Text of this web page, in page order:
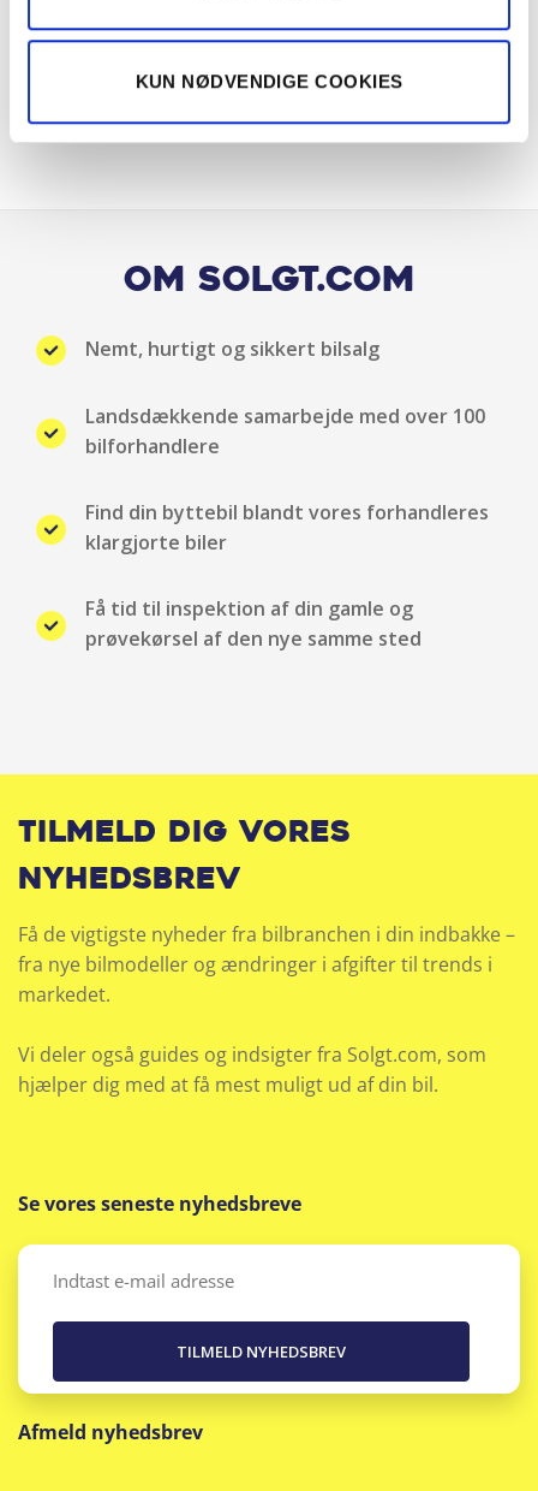
KUN NØDVENDIGE COOKIES
Justerbar lændestøtte
Justerbart rat
LED baglygter
LED kørelys
Matrix LED forlygter
Navigation
Parkeringssensor bag
Radio
Ratgearskifte
Sædevarme for
Skiltegenkendelse
Sportssæder
Om Solgt.com
Nemt, hurtigt og sikkert bilsalg
Landsdækkende samarbejde med over 100
bilforhandlere
Find din byttebil blandt vores forhandleres
klargjorte biler
Få tid til inspektion af din gamle og
prøvekørsel af den nye samme sted
Tilmeld dig vores
nyhedsbrev
Få de vigtigste nyheder fra bilbranchen i din indbakke –
fra nye bilmodeller og ændringer i afgifter til trends i
markedet.
Vi deler også guides og indsigter fra Solgt.com, som
hjælper dig med at få mest muligt ud af din bil.
Se vores seneste nyhedsbreve
Email
Afmeld nyhedsbrev